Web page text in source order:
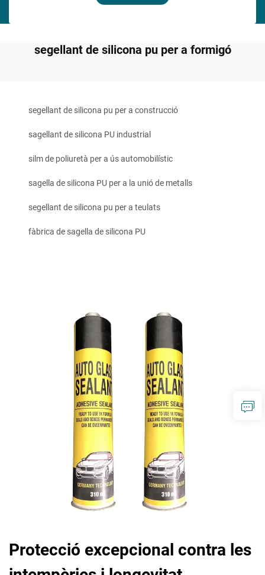
segellant de silicona pu per a formigó
segellant de silicona pu per a construcció
sagellant de silicona PU industrial
silm de poliuretà per a ús automobilístic
sagella de silicona PU per a la unió de metalls
segellant de silicona pu per a teulats
fàbrica de sagella de silicona PU
Protecció excepcional contra les